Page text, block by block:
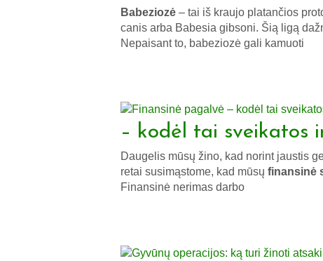
Babeziozė – tai iš kraujo platančios
canis arba Babesia gibsoni. Šią ligą
Nepaisant to, babeziozė gali kamuoti
– kodėl tai sveikatos
Daugelis mūsų žino, kad norint jaustis
retai susimąstome, kad mūsų finansinė
Finansinė nerimas darbo